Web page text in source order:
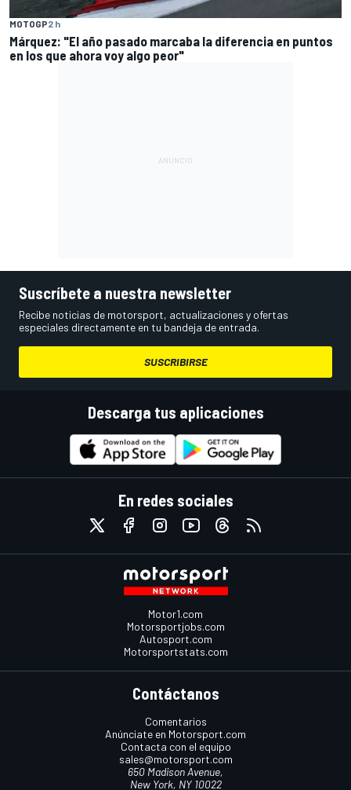
MOTOGP2 h
Márquez: "El año pasado marcaba la diferencia en puntos
en los que ahora voy algo peor"
Suscríbete a nuestra newsletter
Recibe noticias de motorsport, actualizaciones y ofertas
especiales directamente en tu bandeja de entrada.
SUSCRIBIRSE
Descarga tus aplicaciones
En redes sociales
Motor1.com
Motorsportjobs.com
Autosport.com
Motorsportstats.com
Contáctanos
Comentarios
Anúnciate en Motorsport.com
Contacta con el equipo
sales@motorsport.com
650 Madison Avenue,
New York, NY 10022